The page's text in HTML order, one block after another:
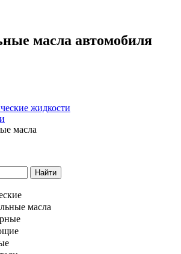
масла автомобиля
жидкости
масла
Найти
масла